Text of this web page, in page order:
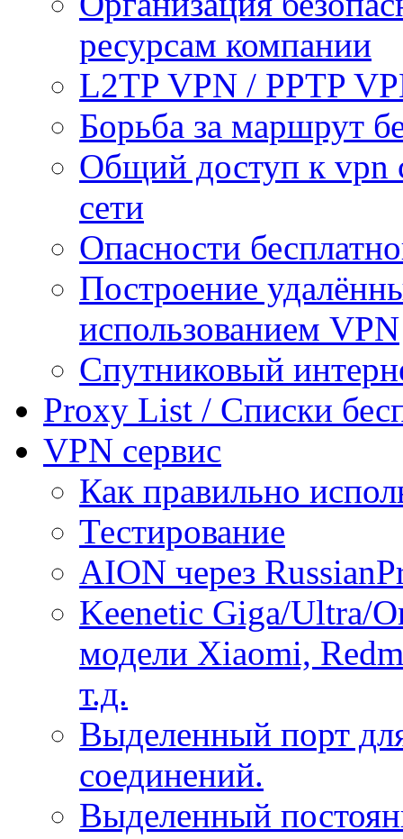
ресурсам компании
L2TP VPN / PPTP
Борьба за маршрут
Общий доступ к vpn
сети
Опасности
Построение
использованием VPN
Спутниковый
Proxy List / Списки
VPN сервис
Как правильно
Тестирование
AION через
Keenetic Giga/Ultra/
модели Xiaomi,
т.д.
Выделенный порт
соединений.
Выделенный